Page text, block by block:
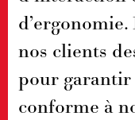
nos clients
pour
conforme à